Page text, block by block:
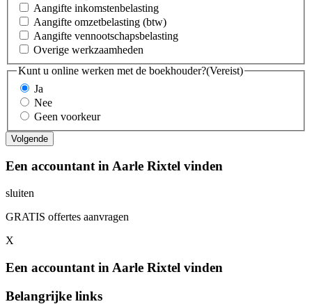
Aangifte inkomstenbelasting
Aangifte omzetbelasting (btw)
Aangifte vennootschapsbelasting
Overige werkzaamheden
Kunt u online werken met de boekhouder?(Vereist)
Ja
Nee
Geen voorkeur
Een accountant in Aarle Rixtel vinden
sluiten
GRATIS offertes aanvragen
X
Een accountant in Aarle Rixtel vinden
Belangrijke links